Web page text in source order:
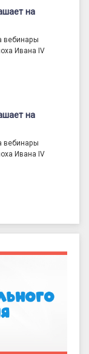
на
вебинары
Ивана IV
на
вебинары
Ивана IV